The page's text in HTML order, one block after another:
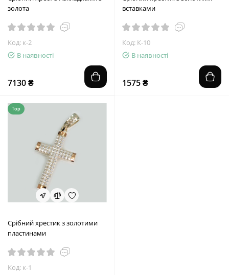
золота
Код: к-2
В наявності
7130 ₴
вставками
Код: К-10
В наявності
1575 ₴
Top
Срібний хрестик з золотими
пластинами
Код: к-1